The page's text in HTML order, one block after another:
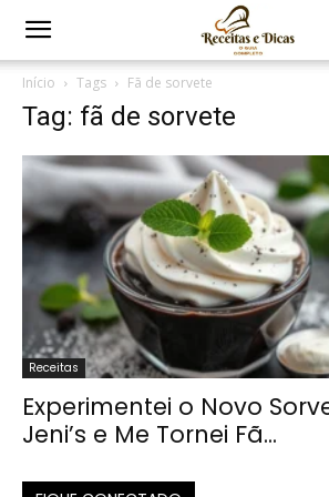
Início Tags Fã de sorvete
Tag: fã de sorvete
Receitas
Experimentei o Novo
Jeni’s e Me Tornei Fã...